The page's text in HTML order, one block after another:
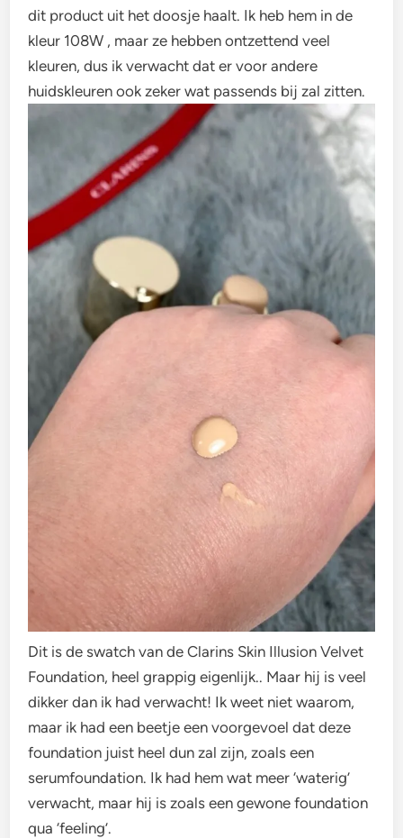
dit product uit het doosje haalt. Ik heb hem in de
kleur 108W , maar ze hebben ontzettend veel
kleuren, dus ik verwacht dat er voor andere
huidskleuren ook zeker wat passends bij zal zitten.
Dit is de swatch van de Clarins Skin Illusion Velvet
Foundation, heel grappig eigenlijk.. Maar hij is veel
dikker dan ik had verwacht! Ik weet niet waarom,
maar ik had een beetje een voorgevoel dat deze
foundation juist heel dun zal zijn, zoals een
serumfoundation. Ik had hem wat meer ‘waterig’
verwacht, maar hij is zoals een gewone foundation
qua ‘feeling’.